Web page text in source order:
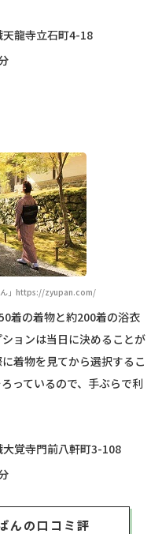
龍寺立石町4-18
ん」https://zyupan.com/
着の着物と約200着の浴衣
ョンは当日に決めることが
着物を見てから選択するこ
っているので、手ぶらで利
覚寺門前八軒町3-108
んの口コミ評